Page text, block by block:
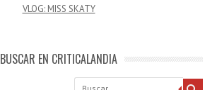
VLOG: MISS SKATY
BUSCAR EN CRITICALANDIA
Buscar